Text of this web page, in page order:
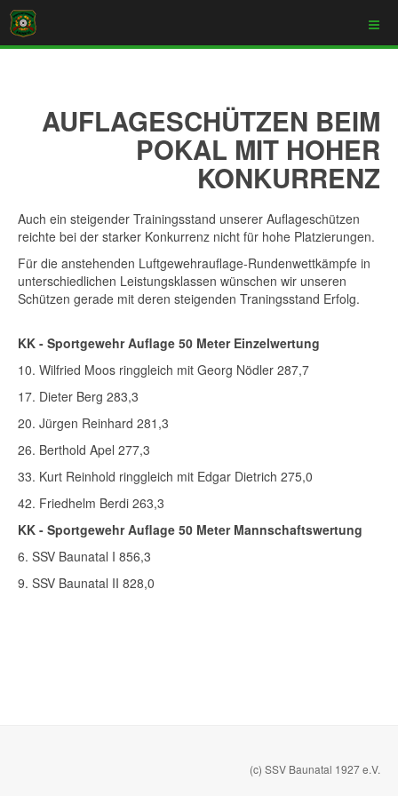
AUFLAGESCHÜTZEN BEIM
POKAL MIT HOHER
KONKURRENZ
Auch ein steigender Trainingsstand unserer Auflageschützen
reichte bei der starker Konkurrenz nicht für hohe Platzierungen.
Für die anstehenden Luftgewehrauflage-Rundenwettkämpfe in
unterschiedlichen Leistungsklassen wünschen wir unseren
Schützen gerade mit deren steigenden Traningsstand Erfolg.
KK - Sportgewehr Auflage 50 Meter Einzelwertung
10. Wilfried Moos ringgleich mit Georg Nödler 287,7
17. Dieter Berg 283,3
20. Jürgen Reinhard 281,3
26. Berthold Apel 277,3
33. Kurt Reinhold ringgleich mit Edgar Dietrich 275,0
42. Friedhelm Berdi 263,3
KK - Sportgewehr Auflage 50 Meter Mannschaftswertung
6. SSV Baunatal I 856,3
9. SSV Baunatal II 828,0
(c) SSV Baunatal 1927 e.V.